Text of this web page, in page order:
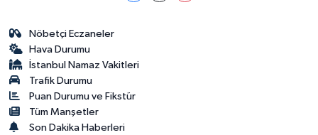
Nöbetçi Eczaneler
Hava Durumu
İstanbul Namaz Vakitleri
Trafik Durumu
Puan Durumu ve Fikstür
Tüm Manşetler
Son Dakika Haberleri